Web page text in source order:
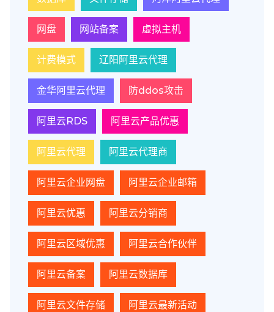
网盘 网站备案 虚拟主机
计费模式 辽阳阿里云代理
金华阿里云代理 防ddos攻击
阿里云RDS 阿里云产品优惠
阿里云代理 阿里云代理商
阿里云企业网盘 阿里云企业邮箱
阿里云优惠 阿里云分销商
阿里云区域优惠 阿里云合作伙伴
阿里云备案 阿里云数据库
阿里云文件存储 阿里云最新活动